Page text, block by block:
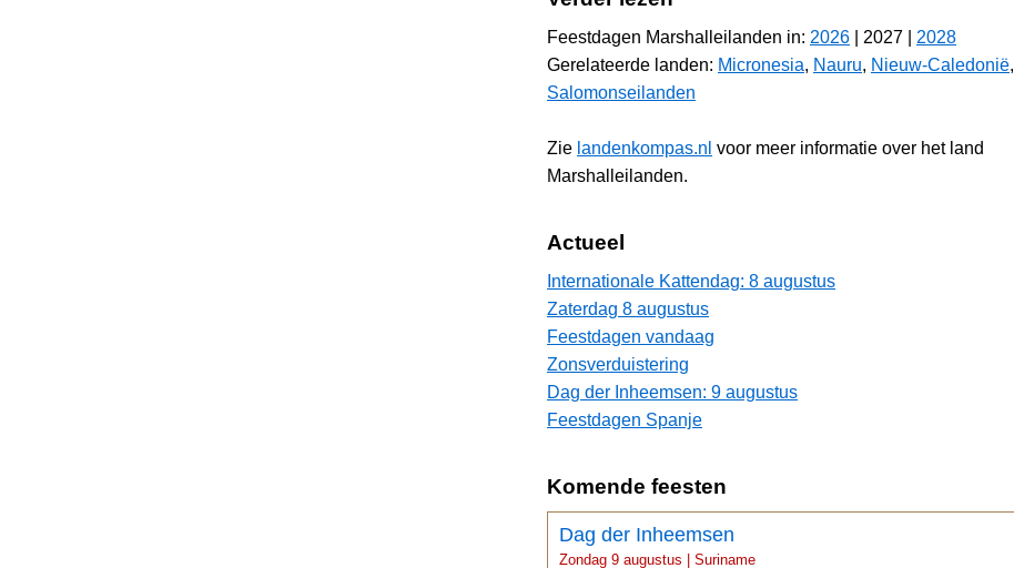
Feestdagen Marshalleilanden in: 2026 | 2027 | 2028
Gerelateerde landen: Micronesia, Nauru, Nieuw-Caledonië,
Salomonseilanden
Zie landenkompas.nl voor meer informatie over het land
Marshalleilanden.
Actueel
Internationale Kattendag: 8 augustus
Zaterdag 8 augustus
Feestdagen vandaag
Zonsverduistering
Dag der Inheemsen: 9 augustus
Feestdagen Spanje
Komende feesten
Dag der Inheemsen
Zondag 9 augustus | Suriname